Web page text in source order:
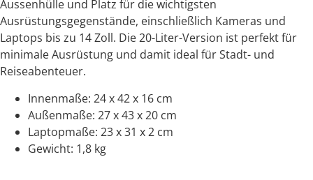
Aussenhülle und Platz für die wichtigsten
Ausrüstungsgegenstände, einschließlich Kameras und
Laptops bis zu 14 Zoll. Die 20-Liter-Version ist perfekt für
minimale Ausrüstung und damit ideal für Stadt- und
Reiseabenteuer.
Innenmaße: 24 x 42 x 16 cm
Außenmaße: 27 x 43 x 20 cm
Laptopmaße: 23 x 31 x 2 cm
Gewicht: 1,8 kg